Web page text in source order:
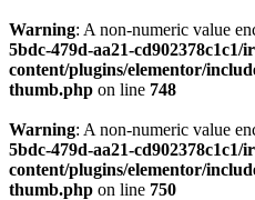
Warning: A non-numeric value
5bdc-479d-aa21-cd902378c1c1/
content/plugins/elementor/
thumb.php on line 748
Warning: A non-numeric value
5bdc-479d-aa21-cd902378c1c1/
content/plugins/elementor/
thumb.php on line 750